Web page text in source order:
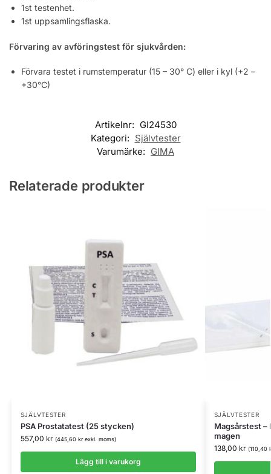
1st testenhet.
1st uppsamlingsflaska.
Förvaring av avföringstest för sjukvården:
Förvara testet i rumstemperatur (15 – 30° C) eller i kyl (+2 –
+30°C)
Artikelnr: GI24530
Kategori: Självtester
Varumärke: GIMA
Relaterade produkter
SJÄLVTESTER
PSA Prostatatest (25 stycken)
557,00 kr (445,60 krexkl. moms)
Lägg till i varukorg
SJÄLVTESTER
Magsårstest –
magen
138,00 kr (110,40